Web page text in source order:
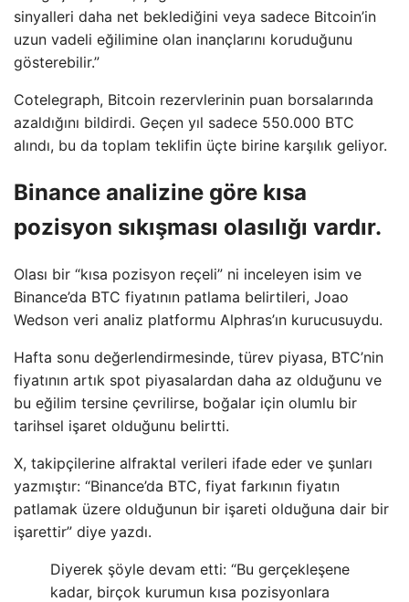
sinyalleri daha net beklediğini veya sadece Bitcoin’in
uzun vadeli eğilimine olan inançlarını koruduğunu
gösterebilir.”
Cotelegraph, Bitcoin rezervlerinin puan borsalarında
azaldığını bildirdi. Geçen yıl sadece 550.000 BTC
alındı, bu da toplam teklifin üçte birine karşılık geliyor.
Binance analizine göre kısa
pozisyon sıkışması olasılığı vardır.
Olası bir “kısa pozisyon reçeli” ni inceleyen isim ve
Binance’da BTC fiyatının patlama belirtileri, Joao
Wedson veri analiz platformu Alphras’ın kurucusuydu.
Hafta sonu değerlendirmesinde, türev piyasa, BTC’nin
fiyatının artık spot piyasalardan daha az olduğunu ve
bu eğilim tersine çevrilirse, boğalar için olumlu bir
tarihsel işaret olduğunu belirtti.
X, takipçilerine alfraktal verileri ifade eder ve şunları
yazmıştır: “Binance’da BTC, fiyat farkının fiyatın
patlamak üzere olduğunun bir işareti olduğuna dair bir
işarettir” diye yazdı.
Diyerek şöyle devam etti: “Bu gerçekleşene
kadar, birçok kurumun kısa pozisyonlara